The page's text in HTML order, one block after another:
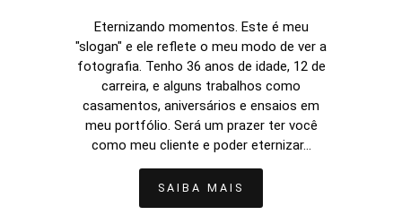
Eternizando momentos. Este é meu
"slogan" e ele reflete o meu modo de ver a
fotografia. Tenho 36 anos de idade, 12 de
carreira, e alguns trabalhos como
casamentos, aniversários e ensaios em
meu portfólio. Será um prazer ter você
como meu cliente e poder eternizar...
SAIBA MAIS